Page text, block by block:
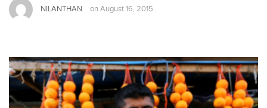
NILANTHAN on August 16, 2015